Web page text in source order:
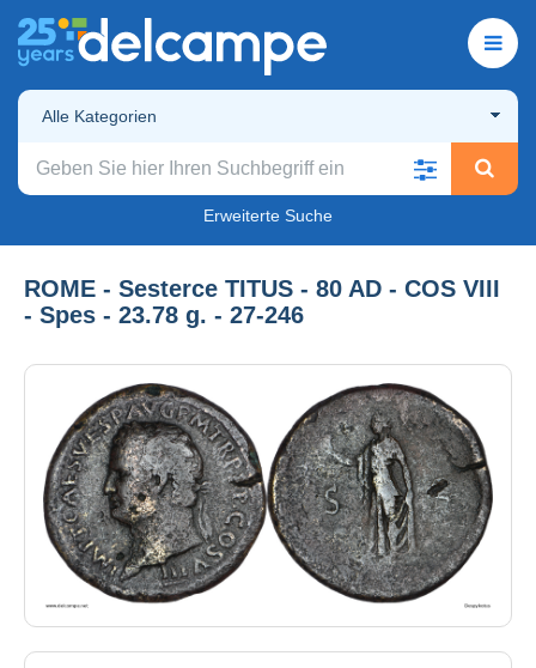
Alle Kategorien
Erweiterte Suche
ROME - Sesterce TITUS - 80 AD - COS VIII
- Spes - 23.78 g. - 27-246